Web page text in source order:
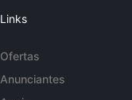
Links
Ofertas
Anunciantes